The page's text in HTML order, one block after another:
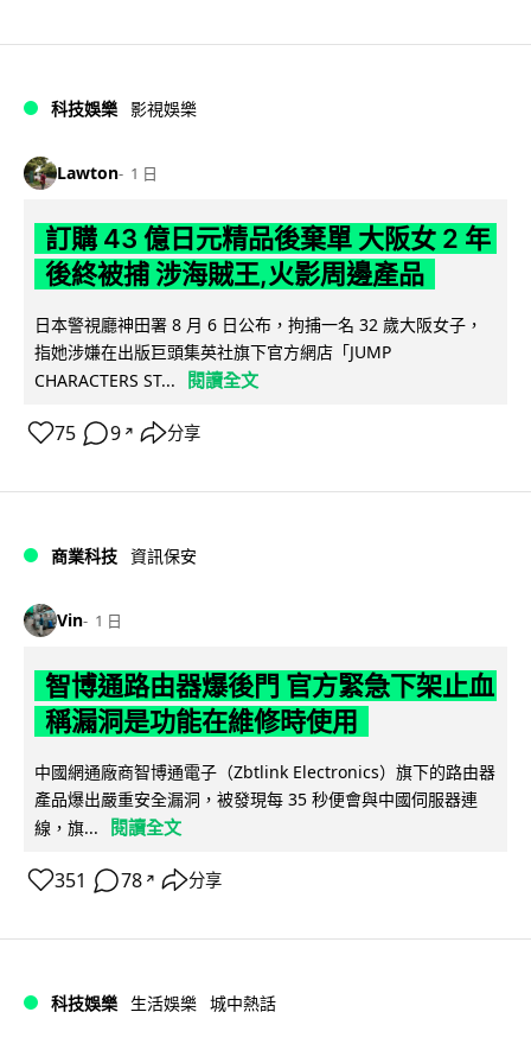
科技娛樂 影視娛樂
Lawton 1 日
訂購 43 億日元精品後棄單 大阪女 2 年
後終被捕 涉海賊王,火影周邊產品
日本警視廳神田署 8 月 6 日公布，拘捕一名 32 歲大阪女子，
指她涉嫌在出版巨頭集英社旗下官方網店「JUMP
CHARACTERS ST...
閱讀全文
75 9 ↗ 分享
商業科技 資訊保安
Vin 1 日
智博通路由器爆後門 官方緊急下架止血
稱漏洞是功能在維修時使用
中國網通廠商智博通電子（Zbtlink Electronics）旗下的路由器
產品爆出嚴重安全漏洞，被發現每 35 秒便會與中國伺服器連
線，旗...
閱讀全文
351 78 ↗ 分享
科技娛樂 生活娛樂 城中熱話